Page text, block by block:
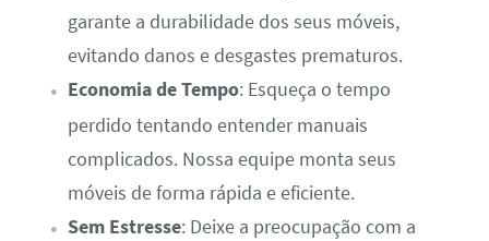
garante a durabilidade dos seus móveis,
evitando danos e desgastes prematuros.
Economia de Tempo: Esqueça o tempo
perdido tentando entender manuais
complicados. Nossa equipe monta seus
móveis de forma rápida e eficiente.
Sem Estresse: Deixe a preocupação com a